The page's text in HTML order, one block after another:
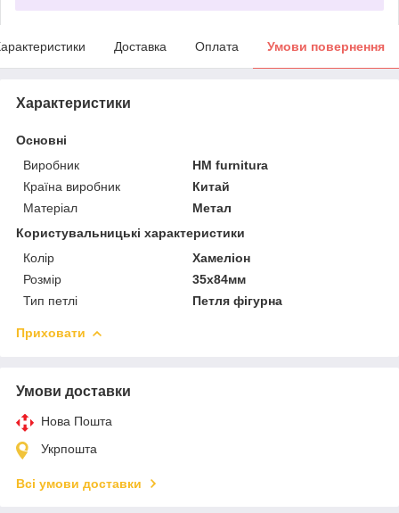
Доставка Оплата Умови повернення
Характеристики
Основні
Виробник
HM furnitura
Країна виробник
Китай
Матеріал
Метал
Користувальницькі характеристики
Колір
Хамеліон
Розмір
35х84мм
Тип петлі
Петля фігурна
Приховати
Умови доставки
Нова Пошта
Укрпошта
Всі умови доставки